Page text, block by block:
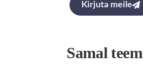
Kirjuta meile
Samal